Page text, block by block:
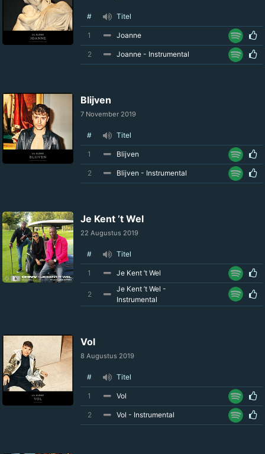
# Titel
1 Joanne
2 Joanne - Instrumental
Blijven
7 November 2019
# Titel
1 Blijven
2 Blijven - Instrumental
Je Kent ’t Wel
22 Augustus 2019
# Titel
1 Je Kent ’t Wel
2
Je Kent ’t Wel -
Instrumental
Vol
8 Augustus 2019
# Titel
1 Vol
2 Vol - Instrumental